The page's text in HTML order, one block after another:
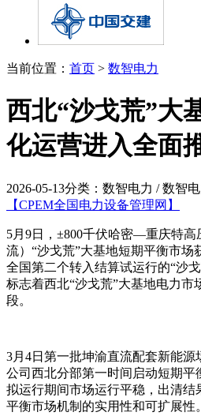
当前位置： 首页 > 数智电力
西北“沙戈荒”大
化运营进入全面
2026-05-13分类：数智电力 / 数智
【CPEM全国电力设备管理网】
5月9日，±800千伏哈密—重庆特高
流）“沙戈荒”大基地短期平衡市场
全国第二个转入结算试运行的“沙
标志着西北“沙戈荒”大基地电力市
段。
3月4日第一批坤渝直流配套新能
公司西北分部第一时间启动短期平
拟运行期间市场运行平稳，出清结
平衡市场机制的实用性和可扩展性。